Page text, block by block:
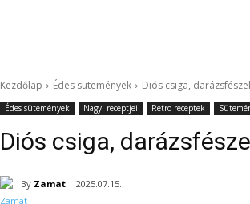
Kezdőlap Édes sütemények Diós csiga,
Édes sütemények Nagyi receptjei Retro receptek
Diós csiga,
By Zamat 2025.07.15.